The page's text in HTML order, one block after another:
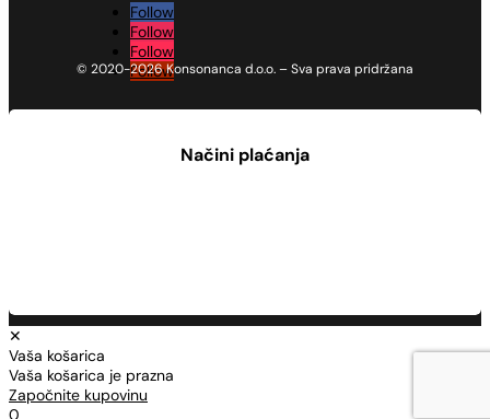
Follow
Follow
Follow
Follow
© 2020-2026 Konsonanca d.o.o. – Sva prava pridržana
Načini plaćanja
✕
Vaša košarica
Vaša košarica je prazna
Započnite kupovinu